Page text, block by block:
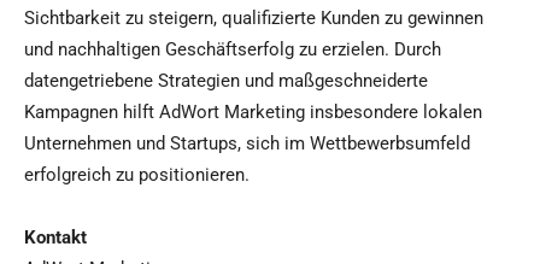
Sichtbarkeit zu steigern, qualifizierte Kunden zu gewinnen
und nachhaltigen Geschäftserfolg zu erzielen. Durch
datengetriebene Strategien und maßgeschneiderte
Kampagnen hilft AdWort Marketing insbesondere lokalen
Unternehmen und Startups, sich im Wettbewerbsumfeld
erfolgreich zu positionieren.
Kontakt